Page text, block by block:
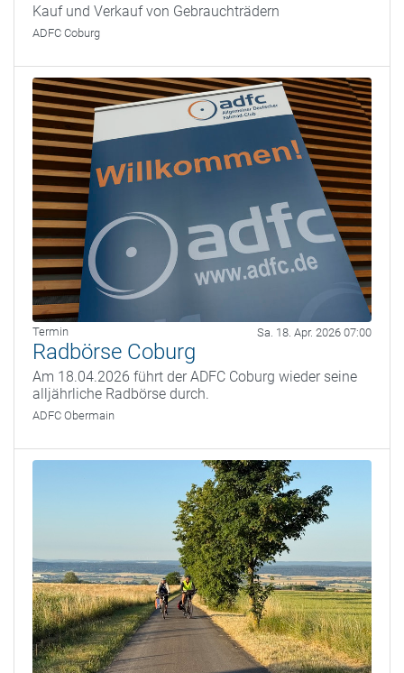
Kauf und Verkauf von Gebrauchträdern
ADFC Coburg
Termin Sa. 18. Apr. 2026 07:00
Radbörse Coburg
Am 18.04.2026 führt der ADFC Coburg wieder seine
alljährliche Radbörse durch.
ADFC Obermain